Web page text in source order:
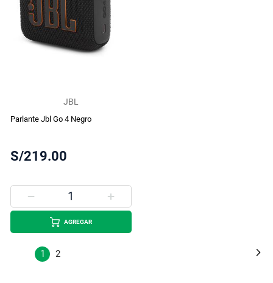
JBL
Parlante Jbl Go 4 Negro
S/219.00
AGREGAR
Página Estás
1 Página
2